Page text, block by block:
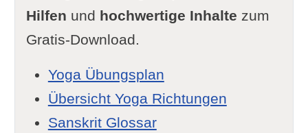
Hilfen und hochwertige Inhalte zum
Gratis-Download.
Yoga Übungsplan
Übersicht Yoga Richtungen
Sanskrit Glossar